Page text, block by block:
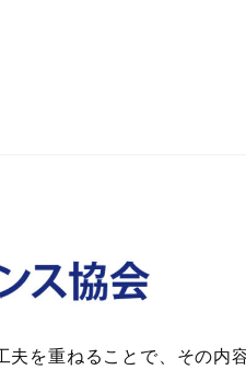
を重ねることで、その内